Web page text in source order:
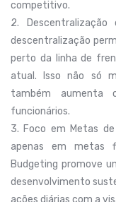
competitivo.
2.
descentralização
perto da linha de
atual. Isso não só
também aumenta
funcionários.
3. Foco em Metas
apenas em metas
Budgeting promove
desenvolvimento
ações diárias com a